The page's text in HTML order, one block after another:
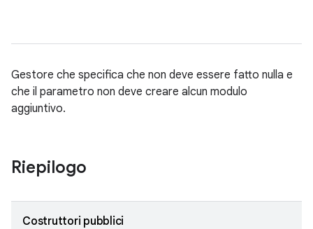
Gestore che specifica che non deve essere fatto nulla e
che il parametro non deve creare alcun modulo
aggiuntivo.
Riepilogo
Costruttori pubblici